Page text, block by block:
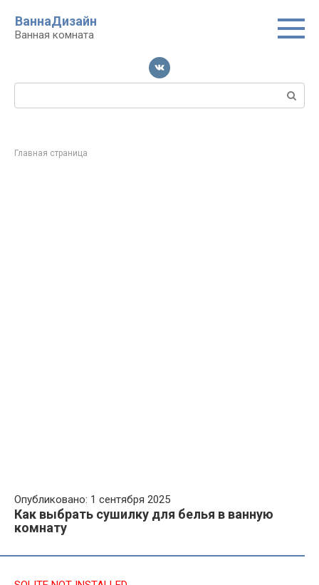
контенту
ВаннаДизайн
Ванная комната
Поиск:
Главная страница
Опубликовано: 1 сентября 2025
Как выбрать сушилку для белья в ванную
комнату